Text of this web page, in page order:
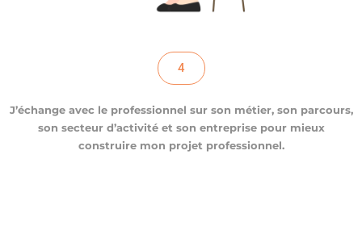
4
J’échange avec le professionnel sur son métier, son parcours,
son secteur d’activité et son entreprise pour mieux
construire mon projet professionnel.